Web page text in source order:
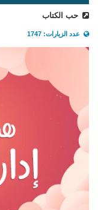
حب الكتاب
عدد الزيارات: 1747